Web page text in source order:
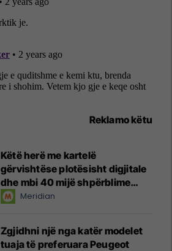
Reklamo këtu
Këtë herë me kartelë
gërvishtëse plotësisht digjitale
dhe mbi 40 mijë shpërblime
instant!Meridian
Zgjidhni një nga katër modelet
tuaja të preferuara Peugeot